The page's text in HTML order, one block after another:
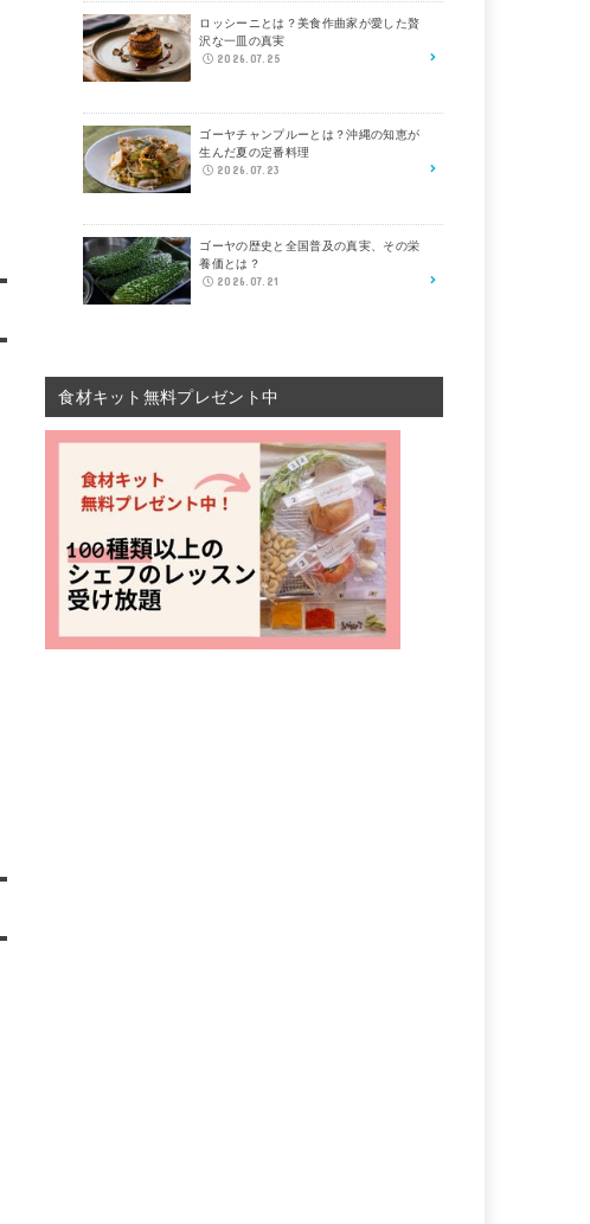
ロッシーニとは？美食作曲家が愛した贅
沢な一皿の真実
2026.07.25
ゴーヤチャンプルーとは？沖縄の知恵が
生んだ夏の定番料理
2026.07.23
ゴーヤの歴史と全国普及の真実、その栄
養価とは？
2026.07.21
食材キット無料プレゼント中